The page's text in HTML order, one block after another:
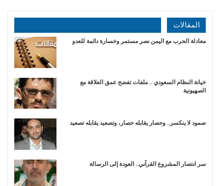
المقالات
​معادلة الحرب مع اليمن نصر مستمر وخسارة دائمة للعدو
خيانة النظام السعودي .. ملفات تفضح عمق العلاقة مع
الصهيونية
صمود لا ينكسر.. وحصار يقابله حصار، وتصعيد يقابله تصعيد
سر انتصار المشروع القرآني.. العودة إلى الرسالة